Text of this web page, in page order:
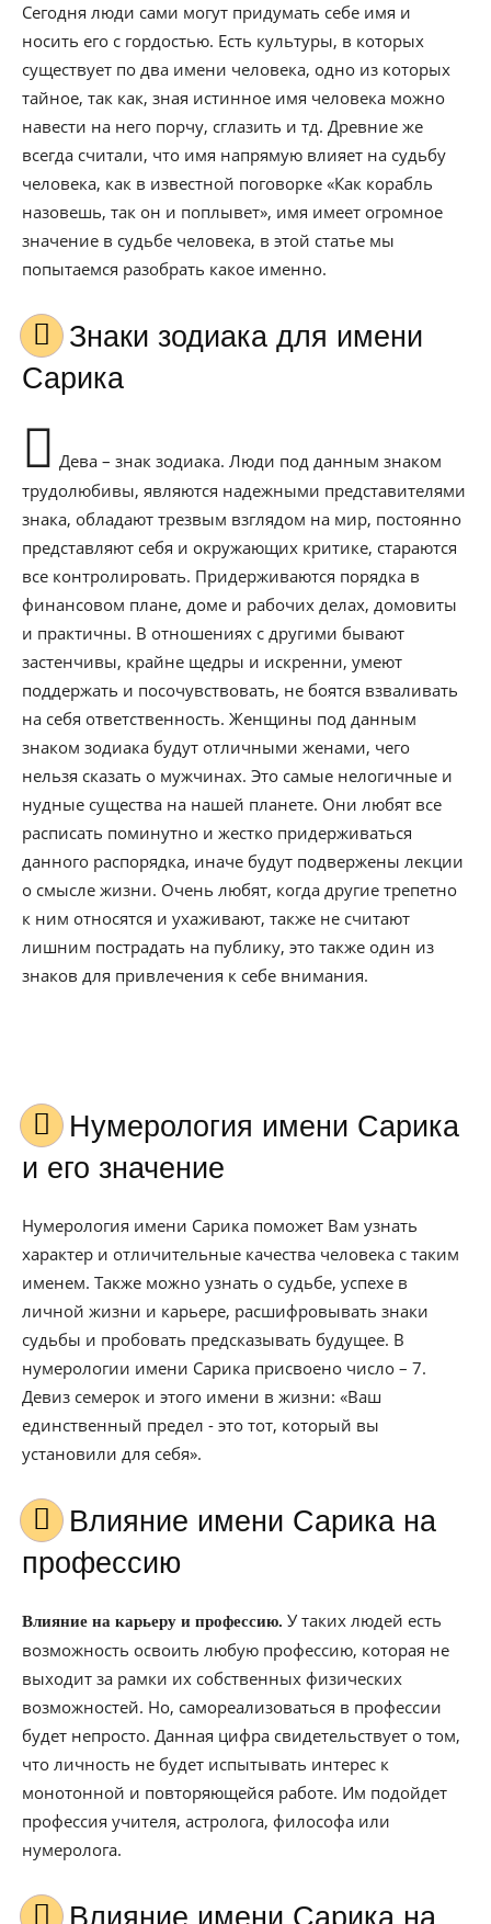
Сегодня люди сами могут придумать себе имя и
носить его с гордостью. Есть культуры, в которых
существует по два имени человека, одно из которых
тайное, так как, зная истинное имя человека можно
навести на него порчу, сглазить и тд. Древние же
всегда считали, что имя напрямую влияет на судьбу
человека, как в известной поговорке «Как корабль
назовешь, так он и поплывет», имя имеет огромное
значение в судьбе человека, в этой статье мы
попытаемся разобрать какое именно.
Знаки зодиака для имени
Сарика
Дева – знак зодиака. Люди под данным знаком
трудолюбивы, являются надежными представителями
знака, обладают трезвым взглядом на мир, постоянно
представляют себя и окружающих критике, стараются
все контролировать. Придерживаются порядка в
финансовом плане, доме и рабочих делах, домовиты
и практичны. В отношениях с другими бывают
застенчивы, крайне щедры и искренни, умеют
поддержать и посочувствовать, не боятся взваливать
на себя ответственность. Женщины под данным
знаком зодиака будут отличными женами, чего
нельзя сказать о мужчинах. Это самые нелогичные и
нудные существа на нашей планете. Они любят все
расписать поминутно и жестко придерживаться
данного распорядка, иначе будут подвержены лекции
о смысле жизни. Очень любят, когда другие трепетно
к ним относятся и ухаживают, также не считают
лишним пострадать на публику, это также один из
знаков для привлечения к себе внимания.
Нумерология имени Сарика
и его значение
Нумерология имени Сарика поможет Вам узнать
характер и отличительные качества человека с таким
именем. Также можно узнать о судьбе, успехе в
личной жизни и карьере, расшифровывать знаки
судьбы и пробовать предсказывать будущее. В
нумерологии имени Сарика присвоено число – 7.
Девиз семерок и этого имени в жизни: «Ваш
единственный предел - это тот, который вы
установили для себя».
Влияние имени Сарика на
профессию
Влияние на карьеру и профессию. У таких людей есть
возможность освоить любую профессию, которая не
выходит за рамки их собственных физических
возможностей. Но, самореализоваться в профессии
будет непросто. Данная цифра свидетельствует о том,
что личность не будет испытывать интерес к
монотонной и повторяющейся работе. Им подойдет
профессия учителя, астролога, философа или
нумеролога.
Влияние имени Сарика на